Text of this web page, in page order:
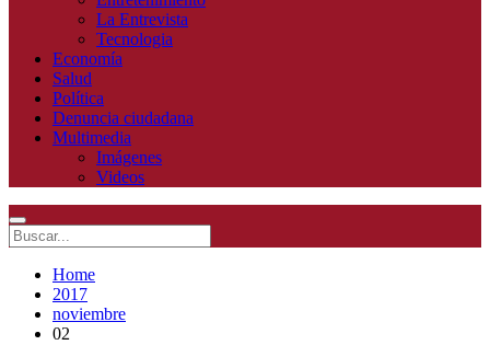
La Entrevista
Tecnologia
Economía
Salud
Política
Denuncia ciudadana
Multimedia
Imágenes
Videos
Home
2017
noviembre
02